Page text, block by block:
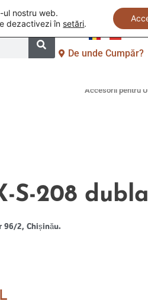
De unde Cumpăr?
Comandă
Accesorii pentru
S-208
96/2, Chișinău.
ul nostru web.
dezactivezi în setări.